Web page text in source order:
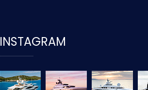
INSTAGRAM